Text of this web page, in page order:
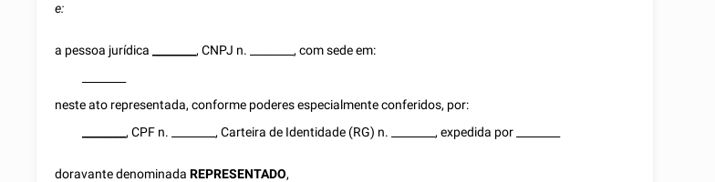
e:
a pessoa jurídica , CNPJ n.
, com sede em:
neste ato representada, conforme poderes especialmente conferidos, por:
, CPF n. ,Carteira de Identidade (RG) n. , expedida por
doravante denominadaREPRESENTADO,